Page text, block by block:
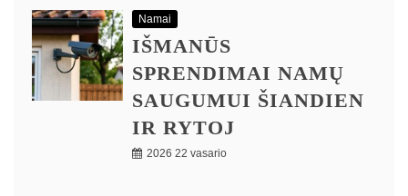
Namai
IŠMANŪS
SPRENDIMAI NAMŲ
SAUGUMUI ŠIANDIEN
IR RYTOJ
2026 22 vasario